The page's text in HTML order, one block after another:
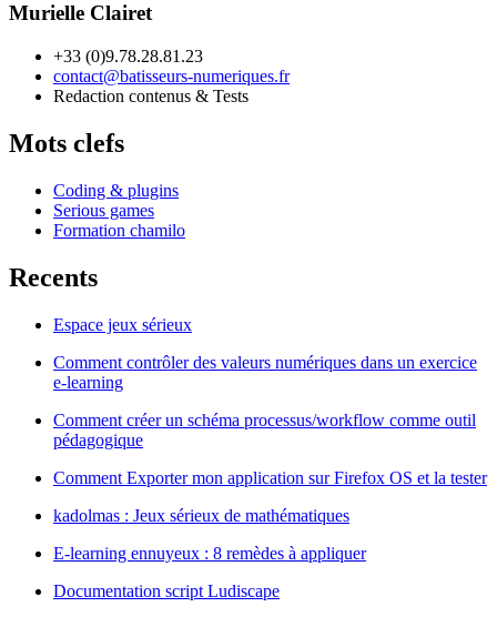
Murielle Clairet
+33 (0)9.78.28.81.23
contact@batisseurs-numeriques.fr
Redaction contenus & Tests
Mots clefs
Coding & plugins
Serious games
Formation chamilo
Recents
Espace jeux sérieux
Comment contrôler des valeurs numériques dans un exercice
e-learning
Comment créer un schéma processus/workflow comme outil
pédagogique
Comment Exporter mon application sur Firefox OS et la tester
kadolmas : Jeux sérieux de mathématiques
E-learning ennuyeux : 8 remèdes à appliquer
Documentation script Ludiscape